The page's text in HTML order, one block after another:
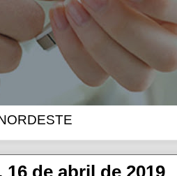
16 de abril de 2019